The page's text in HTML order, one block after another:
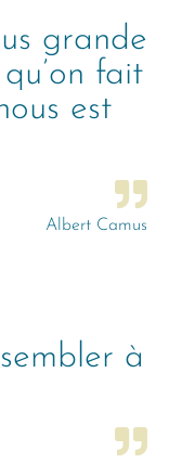
grande
fait
est
Albert Camus
à